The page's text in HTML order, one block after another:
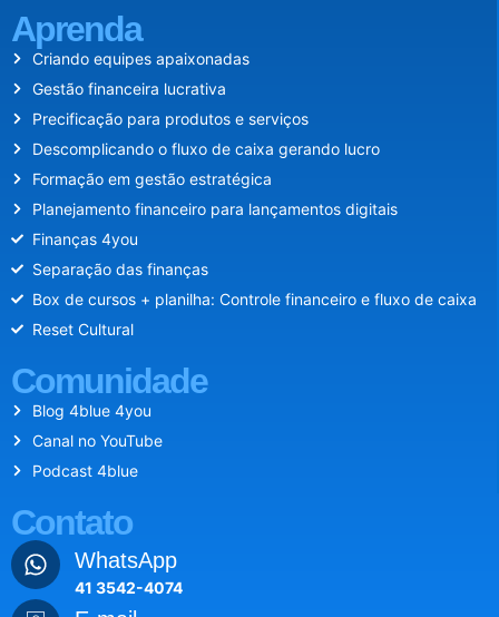
Aprenda
Criando equipes apaixonadas
Gestão financeira lucrativa
Precificação para produtos e serviços
Descomplicando o fluxo de caixa gerando lucro
Formação em gestão estratégica
Planejamento financeiro para lançamentos digitais
Finanças 4you
Separação das finanças
Box de cursos + planilha: Controle financeiro e fluxo de caixa
Reset Cultural
Comunidade
Blog 4blue 4you
Canal no YouTube
Podcast 4blue
Contato
WhatsApp
41 3542-4074